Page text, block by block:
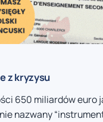
z kryzysu
650 miliardów euro
nazwany